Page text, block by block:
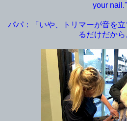
your nail."
パパ：「いや、トリマーが音を
るだけだから